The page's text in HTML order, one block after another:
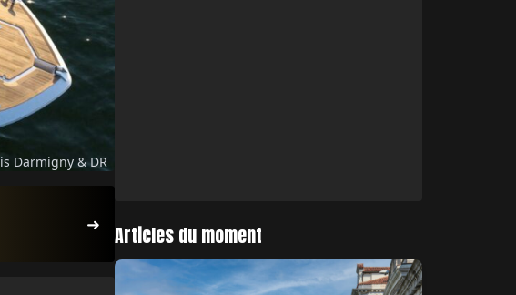
Darmigny & DR
Articles du moment